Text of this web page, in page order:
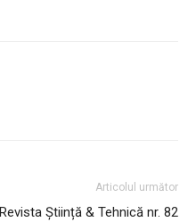
Articolul următor
Revista Știință & Tehnică nr. 82